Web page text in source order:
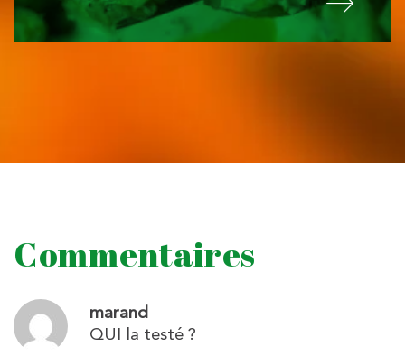
Commentaires
marand
QUI la testé ?